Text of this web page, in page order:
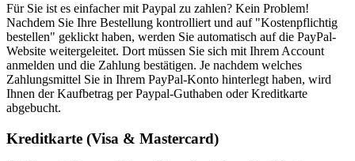
Für Sie ist es einfacher mit Paypal zu zahlen? Kein Problem!
Nachdem Sie Ihre Bestellung kontrolliert und auf "Kostenpflichtig
bestellen" geklickt haben, werden Sie automatisch auf die PayPal-
Website weitergeleitet. Dort müssen Sie sich mit Ihrem Account
anmelden und die Zahlung bestätigen. Je nachdem welches
Zahlungsmittel Sie in Ihrem PayPal-Konto hinterlegt haben, wird
Ihnen der Kaufbetrag per Paypal-Guthaben oder Kreditkarte
abgebucht.
Kreditkarte (Visa & Mastercard)